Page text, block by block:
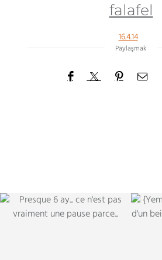
falafel
16.4.14
Paylaşmak